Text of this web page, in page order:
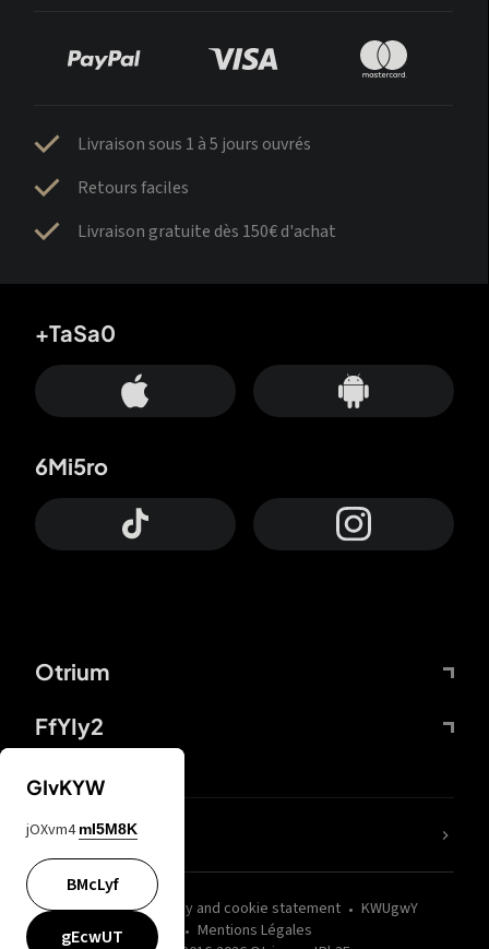
Livraison sous 1 à 5 jours ouvrés
Retours faciles
Livraison gratuite dès 150€ d'achat
Otrium
FfYIy2
+TaSa0
6Mi5ro
wZQPfd Privacy and cookie statement
KWUgwY
Mentions Légales
nLC6tu
GIvKYW
jOXvm4 mI5M8K
BMcLyf
gEcwUT